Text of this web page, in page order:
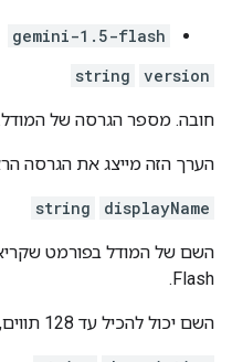
gemini-1.5-flash
version
string
חובה. מספר הגרסה של
הערך הזה מייצג את הגרסה
displayName
string
Flash.
השם יכול להכיל עד 128 תווים, והוא יכול לכלול כל תו UTF-8.